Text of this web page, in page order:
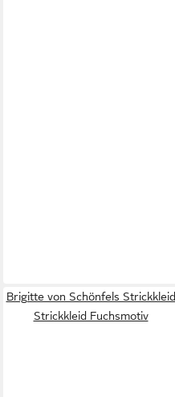
Brigitte von Schönfels Strickkleid
Strickkleid Fuchsmotiv